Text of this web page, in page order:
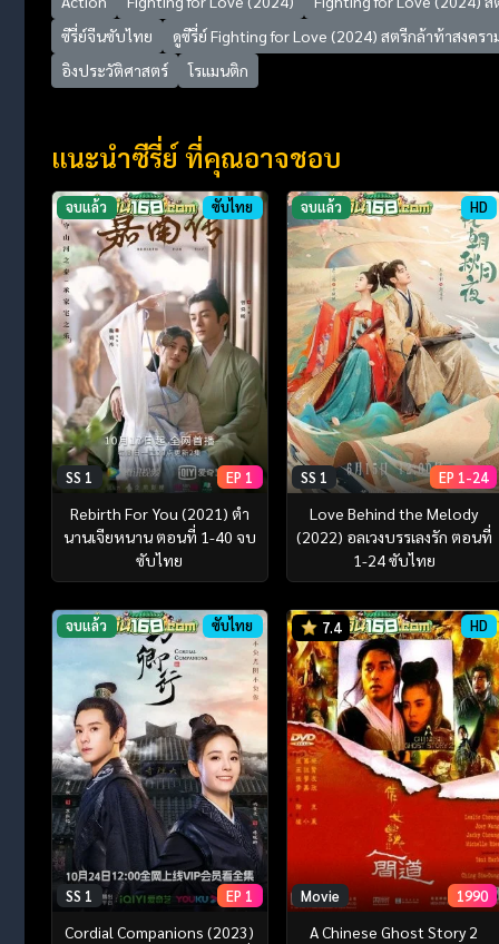
ซีรี่ย์จีนซับไทย
ดูซีรี่ย์ Fighting for Love (2024) สตรีกล้าท้าสงครา
อิงประวัติศาสตร์
โรแมนติก
แนะนำซีรี่ย์ ที่คุณอาจชอบ
จบแล้ว ซับไทย
SS 1 EP 1
Rebirth For You (2021) ตำ
นานเจียหนาน ตอนที่ 1-40 จบ
ซับไทย
จบแล้ว HD
SS 1 EP 1-24
Love Behind the Melody
(2022) อลเวงบรรเลงรัก ตอนที่
1-24 ซับไทย
จบแล้ว ซับไทย
SS 1 EP 1
Cordial Companions (2023)
7.4 HD
Movie 1990
A Chinese Ghost Story 2